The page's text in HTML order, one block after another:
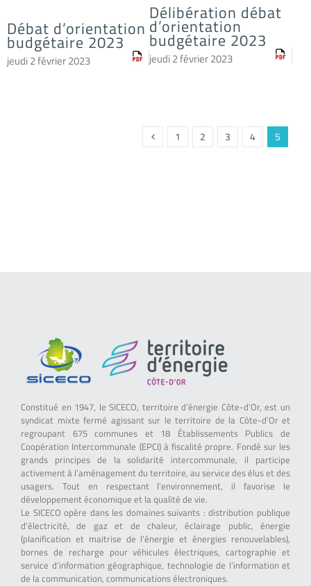
Débat d’orientation
budgétaire 2023
jeudi 2 février 2023
Délibération débat
d’orientation
budgétaire 2023
jeudi 2 février 2023
1 2 3 4 5
Constitué en 1947, le SICECO, territoire d’énergie Côte-d’Or, est un
syndicat mixte fermé agissant sur le territoire de la Côte-d’Or et
regroupant 675 communes et 18 Établissements Publics de
Coopération Intercommunale (EPCI) à fiscalité propre. Fondé sur les
grands principes de la solidarité intercommunale, il participe
activement à l’aménagement du territoire, au service des élus et des
usagers. Tout en respectant l’environnement, il favorise le
développement économique et la qualité de vie.
Le SICECO opère dans les domaines suivants : distribution publique
d’électricité, de gaz et de chaleur, éclairage public, énergie
(planification et maitrise de l’énergie et énergies renouvelables),
bornes de recharge pour véhicules électriques, cartographie et
service d’information géographique, technologie de l’information et
de la communication, communications électroniques.